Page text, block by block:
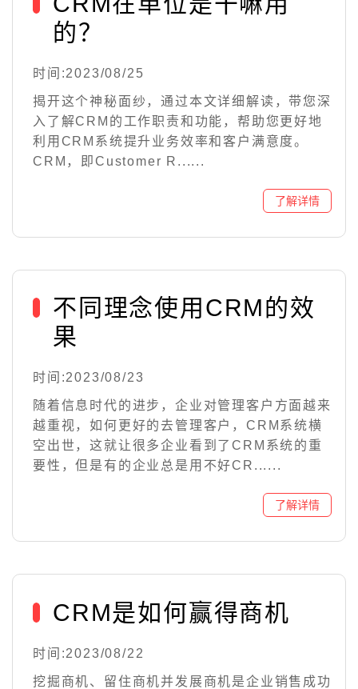
的？
时间:2023/08/25
揭开这个神秘面纱，通过本文详细解读，带您深
入了解CRM的工作职责和功能，帮助您更好地
利用CRM系统提升业务效率和客户满意度。
CRM，即Customer R......
不同理念使用CRM的效
果
时间:2023/08/23
随着信息时代的进步，企业对管理客户方面越来
越重视，如何更好的去管理客户，CRM系统横
空出世，这就让很多企业看到了CRM系统的重
要性，但是有的企业总是用不好CR......
CRM是如何赢得商机
时间:2023/08/22
挖掘商机、留住商机并发展商机是企业销售成功